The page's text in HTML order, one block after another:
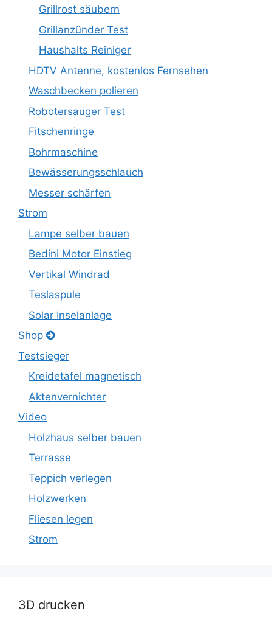
Grillrost säubern
Grillanzünder Test
Haushalts Reiniger
HDTV Antenne, kostenlos Fernsehen
Waschbecken polieren
Robotersauger Test
Fitschenringe
Bohrmaschine
Bewässerungsschlauch
Messer schärfen
Strom
Lampe selber bauen
Bedini Motor Einstieg
Vertikal Windrad
Teslaspule
Solar Inselanlage
Shop
Testsieger
Kreidetafel magnetisch
Aktenvernichter
Video
Holzhaus selber bauen
Terrasse
Teppich verlegen
Holzwerken
Fliesen legen
Strom
3D drucken